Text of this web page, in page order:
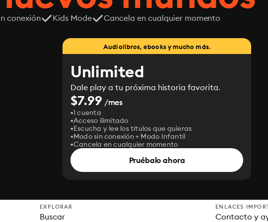
conexión Kids Mode Cancela en cualquier momento
Audiolibros, ebooks y mucho más.
Unlimited
Dale play a tu próxima historia favorita.
$7.99 /mes
1 cuenta
Acceso ilimitado
Escucha y lee los títulos que quieras
Modo sin conexión + Modo Infantil
Cancela en cualquier momento
Pruébalo ahora
EXPLORAR
Buscar
ENLACES
Contacto y